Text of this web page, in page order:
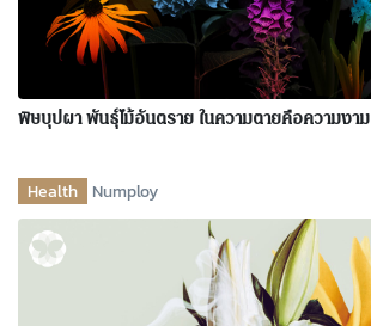
พิษบุปผา พันธุ์ไม้อันตราย ในความตายคือความงาม
Health Numploy